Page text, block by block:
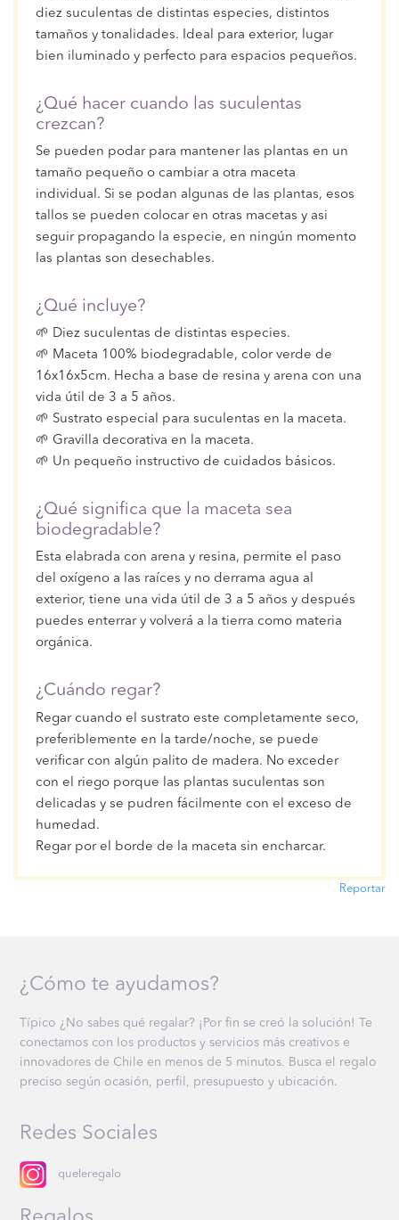
diez suculentas de distintas especies, distintos
tamaños y tonalidades. Ideal para exterior, lugar
bien iluminado y perfecto para espacios pequeños.
¿Qué hacer cuando las suculentas
crezcan?
Se pueden podar para mantener las plantas en un
tamaño pequeño o cambiar a otra maceta
individual. Si se podan algunas de las plantas, esos
tallos se pueden colocar en otras macetas y asi
seguir propagando la especie, en ningún momento
las plantas son desechables.
¿Qué incluye?
🌱 Diez suculentas de distintas especies.
🌱 Maceta 100% biodegradable, color verde de
16x16x5cm. Hecha a base de resina y arena con una
vida útil de 3 a 5 años.
🌱 Sustrato especial para suculentas en la maceta.
🌱 Gravilla decorativa en la maceta.
🌱 Un pequeño instructivo de cuidados básicos.
¿Qué significa que la maceta sea
biodegradable?
Esta elabrada con arena y resina, permite el paso
del oxígeno a las raíces y no derrama agua al
exterior, tiene una vida útil de 3 a 5 años y después
puedes enterrar y volverá a la tierra como materia
orgánica.
¿Cuándo regar?
Regar cuando el sustrato este completamente seco,
preferiblemente en la tarde/noche, se puede
verificar con algún palito de madera. No exceder
con el riego porque las plantas suculentas son
delicadas y se pudren fácilmente con el exceso de
humedad.
Regar por el borde de la maceta sin encharcar.
Reportar
¿Cómo te ayudamos?
Típico ¿No sabes qué regalar? ¡Por fin se creó la solución! Te
conectamos con los productos y servicios más creativos e
innovadores de Chile en menos de 5 minutos. Busca el regalo
preciso según ocasión, perfil, presupuesto y ubicación.
Redes Sociales
queleregalo